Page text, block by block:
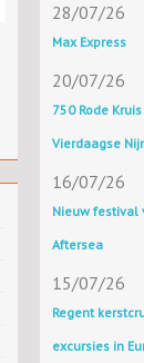
28/07/26
Max Express
20/07/26
750 Rode
Vierdaagse
16/07/26
Nieuw festival
Aftersea
15/07/26
Regent
excursies in